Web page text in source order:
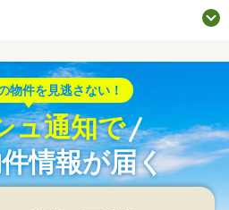
物件を見逃さない！
ュ通知で
情報が届く